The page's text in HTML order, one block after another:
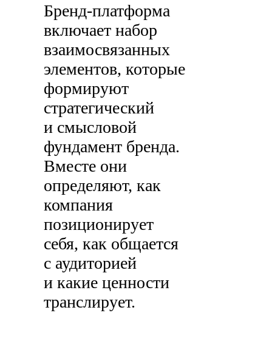
Бренд-платформа
включает набор
взаимосвязанных
элементов, которые
формируют
стратегический
и смысловой
фундамент бренда.
Вместе они
определяют, как
компания
позиционирует
себя, как общается
с аудиторией
и какие ценности
транслирует.